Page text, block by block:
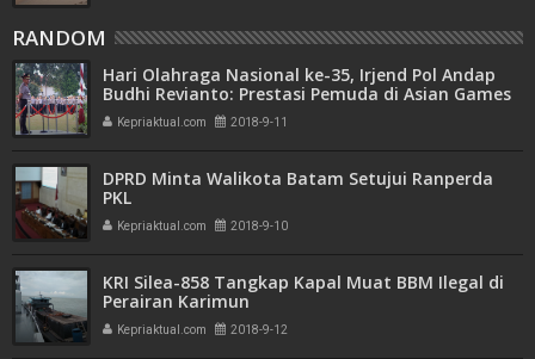
RANDOM
Hari Olahraga Nasional ke-35, Irjend Pol Andap
Budhi Revianto: Prestasi Pemuda di Asian Games
Meningkat
Kepriaktual.com 2018-9-11
DPRD Minta Walikota Batam Setujui Ranperda
PKL
Kepriaktual.com 2018-9-10
KRI Silea-858 Tangkap Kapal Muat BBM Ilegal di
Perairan Karimun
Kepriaktual.com 2018-9-12